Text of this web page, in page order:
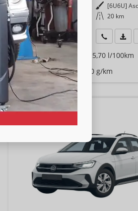
Kraftstoff
Benzin Außenfarbe [6U6U]
Leistung 85 kW (116 PS) Kilometerstand 20 km
22.390,– €
incl. 19% MwSt.
Wir rufen
Verbrauch kombiniert: 5,70 l/100km
CO -Klasse: D
CO -Emissionen:130,00 g/km